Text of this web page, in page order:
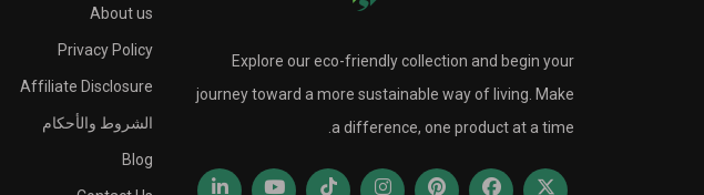
Explore our eco-friendly collection and begin your
journey toward a more sustainable way of living. Make
a difference, one product at a time.
About us
Privacy Policy
Affiliate Disclosure
الشروط والأحكام
Blog